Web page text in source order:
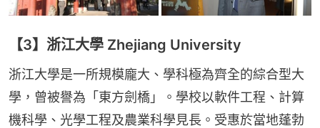
【3】浙江大學 Zhejiang University
浙江大學是一所規模龐大、學科極為齊全的綜合型大
學，曾被譽為「東方劍橋」。學校以軟件工程、計算
機科學、光學工程及農業科學見長。受惠於當地蓬勃